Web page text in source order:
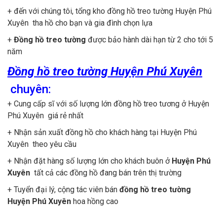
+ đến với chúng tôi, tổng kho đồng hồ treo tường Huyện Phú
Xuyên tha hồ cho bạn và gia đình chọn lựa
+ Đồng hồ treo tường được bảo hành dài hạn từ 2 cho tới 5
năm
Đồng hồ treo tường Huyện Phú Xuyên
chuyên:
+ Cung cấp sĩ với số lượng lớn đồng hồ treo tương ở Huyện
Phú Xuyên giá rẻ nhất
+ Nhận sản xuất đồng hồ cho khách hàng tại Huyện Phú
Xuyên theo yêu cầu
+ Nhận đặt hàng số lượng lớn cho khách buôn ở Huyện Phú
Xuyên tất cả các đồng hồ đang bán trên thị trường
+ Tuyển đại lý, cộng tác viên bán đồng hồ treo tường
Huyện Phú Xuyên hoa hồng cao